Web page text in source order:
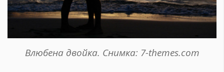
Влюбена двойка. Снимка: 7-themes.com